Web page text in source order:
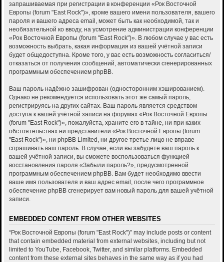
запрашиваемая при регистрации в конференции «Рок Восточной
Европы (forum "East Rock")», кроме вашего имени пользователя, вашего
пароля и вашего адреса email, может быть как необходимой, так и
необязательной ко вводу, на усмотрение администрации конференции
«Рок Восточной Европы (forum "East Rock")». В любом случае у вас есть
возможность выбрать, какая информация из вашей учётной записи
будет общедоступна. Кроме того, у вас есть возможность согласиться/
отказаться от получения сообщений, автоматически сгенерированных
программным обеспечением phpBB.
Ваш пароль надёжно зашифрован (односторонним хэшированием).
Однако не рекомендуется использовать этот же самый пароль,
регистрируясь на других сайтах. Ваш пароль является средством
доступа к вашей учётной записи на форумах «Рок Восточной Европы
(forum "East Rock")», пожалуйста, храните его в тайне, ни при каких
обстоятельствах ни представители «Рок Восточной Европы (forum
"East Rock")», ни phpBB Limited, ни другое третье лицо не вправе
спрашивать ваш пароль. В случае, если вы забудете ваш пароль к
вашей учётной записи, вы сможете воспользоваться функцией
восстановления пароля «Забыли пароль?», предусмотренной
программным обеспечением phpBB. Вам будет необходимо ввести
ваше имя пользователя и ваш адрес email, после чего программное
обеспечение phpBB сгенерирует вам новый пароль для вашей учётной
записи.
EMBEDDED CONTENT FROM OTHER WEBSITES
“Рок Восточной Европы (forum "East Rock")” may include posts or content
that contain embedded material from external websites, including but not
limited to YouTube, Facebook, Twitter, and similar platforms. Embedded
content from these external sites behaves in the same way as if you had